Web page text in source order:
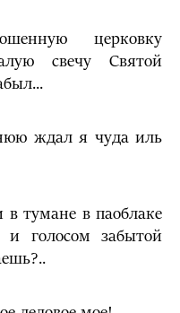
церковку
свечу Святой
ждал я чуда иль
тумане в паоблаке
голосом забытой